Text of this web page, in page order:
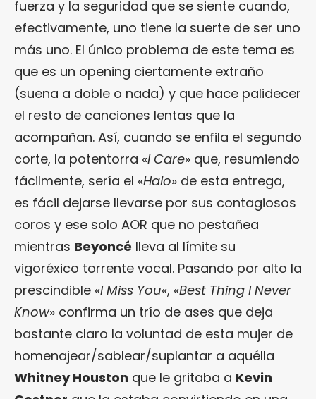
fuerza y la seguridad que se siente cuando,
efectivamente, uno tiene la suerte de ser uno
más uno. El único problema de este tema es
que es un opening ciertamente extraño
(suena a doble o nada) y que hace palidecer
el resto de canciones lentas que la
acompañan. Así, cuando se enfila el segundo
corte, la potentorra «I Care» que, resumiendo
fácilmente, sería el «Halo» de esta entrega,
es fácil dejarse llevarse por sus contagiosos
coros y ese solo AOR que no pestañea
mientras Beyoncé lleva al límite su
vigoréxico torrente vocal. Pasando por alto la
prescindible «I Miss You«, «Best Thing I Never
Know» confirma un trío de ases que deja
bastante claro la voluntad de esta mujer de
homenajear/sablear/suplantar a aquélla
Whitney Houston que le gritaba a Kevin